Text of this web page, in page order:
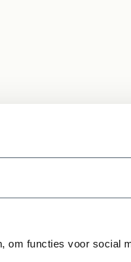
om functies voor social